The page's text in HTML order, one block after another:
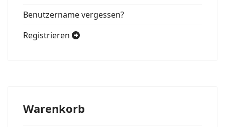
Benutzername vergessen?
Registrieren
Warenkorb